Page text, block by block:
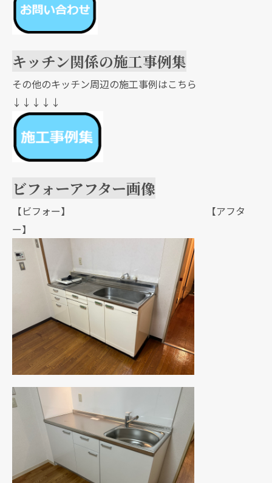
キッチン関係の施工事例集
その他のキッチン周辺の施工事例はこちら
↓↓↓↓↓
ビフォーアフター画像
【ビフォー】 【アフタ
ー】